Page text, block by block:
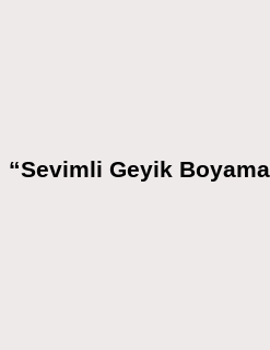
“Sevimli Geyik